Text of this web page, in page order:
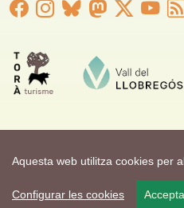
Aquesta web utilitza cookies per
Configurar les cookies